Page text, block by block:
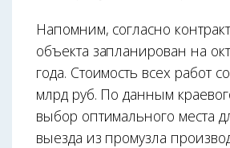
Напомним, согласно
объекта запланирован на
года. Стоимость всех работ
млрд руб. По данным
выбор оптимального места
выезда из промузла